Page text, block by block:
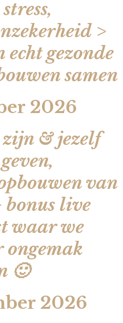
>
echt gezonde
samen
2026
& jezelf
van
bonus live
waar we
ongemak
🙂
2026